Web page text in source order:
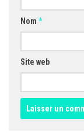
Nom *
Site web